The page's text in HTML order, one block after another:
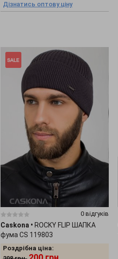
Дізнатись оптову ціну
0 відгуків
Caskona • ROCKY FLIP ШАПКА
фума CS 119803
Роздрібна ціна: